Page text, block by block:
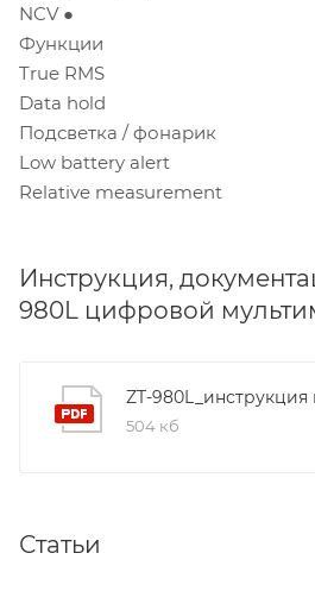
NCV ●
Функции
True RMS
Data hold
Подсветка / фонарик
Low battery alert
Relative measurement
Инструкция,
980L цифровой
ZT-980L_инструкция
504 кб
Статьи